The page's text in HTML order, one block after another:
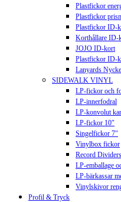
Plastfickor
Plastfickor
Plastfickor ID-
Korthållare ID-
JOJO ID-kort
Plastfickor ID-
Lanyards
SIDEWALK VINYL
LP-fickor och
LP-innerfodral
LP-konvolut
LP-fickor 10″
Singelfickor 7″
Vinylbox fickor
Record Dividers
LP-emballage
LP-bärkassar
Vinylskivor
Profil & Tryck